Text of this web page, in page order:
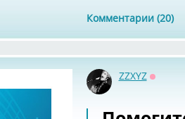
Комментарии (20)
ZZXYZ